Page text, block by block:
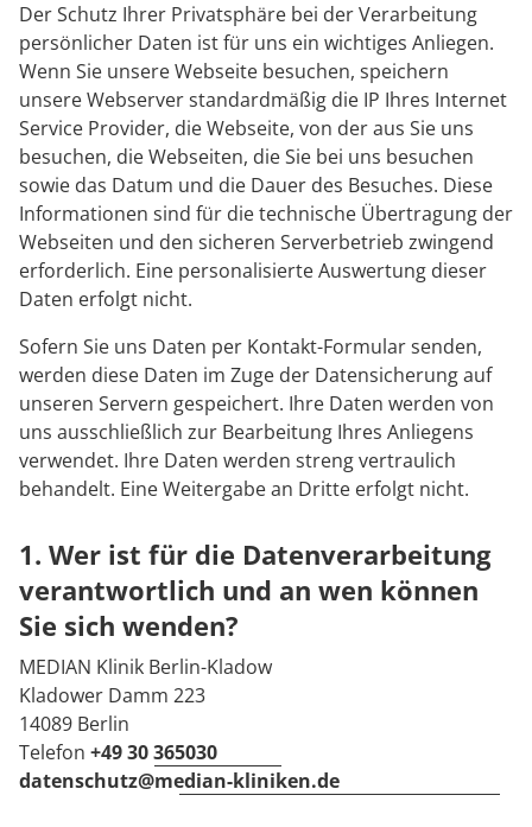
Rheumatologie
Karriere
Der Schutz Ihrer Privatsphäre bei der Verarbeitung
persönlicher Daten ist für uns ein wichtiges Anliegen.
Wenn Sie unsere Webseite besuchen, speichern
unsere Webserver standardmäßig die IP Ihres Internet
Service Provider, die Webseite, von der aus Sie uns
besuchen, die Webseiten, die Sie bei uns besuchen
sowie das Datum und die Dauer des Besuches. Diese
Informationen sind für die technische Übertragung der
Webseiten und den sicheren Serverbetrieb zwingend
erforderlich. Eine personalisierte Auswertung dieser
Daten erfolgt nicht.
Sofern Sie uns Daten per Kontakt-Formular senden,
werden diese Daten im Zuge der Datensicherung auf
unseren Servern gespeichert. Ihre Daten werden von
uns ausschließlich zur Bearbeitung Ihres Anliegens
verwendet. Ihre Daten werden streng vertraulich
behandelt. Eine Weitergabe an Dritte erfolgt nicht.
1. Wer ist für die Datenverarbeitung
verantwortlich und an wen können
Sie sich wenden?
MEDIAN Klinik Berlin-Kladow
Kladower Damm 223
14089 Berlin
Telefon +49 30 365030
datenschutz@median-kliniken.de